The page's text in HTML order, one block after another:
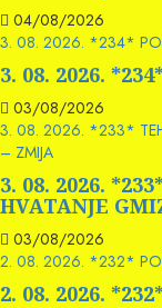
04/08/2026
3. 08. 2026. *234*
3. 08. 2026.
03/08/2026
3. 08. 2026. *233*
– ZMIJA
3. 08. 2026.
HVATANJE
03/08/2026
2. 08. 2026. *232*
2. 08. 2026.